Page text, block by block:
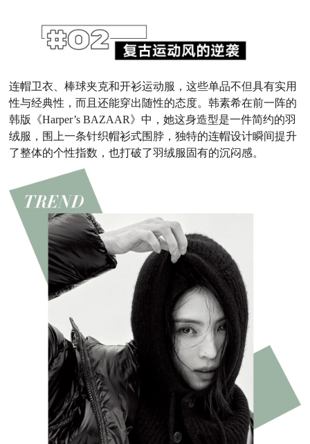
连帽卫衣、棒球夹克和开衫运动服，这些单品不但具有实用
性与经典性，而且还能穿出随性的态度。韩素希在前一阵的
韩版《Harper’s BAZAAR》中，她这身造型是一件简约的羽
绒服，围上一条针织帽衫式围脖，独特的连帽设计瞬间提升
了整体的个性指数，也打破了羽绒服固有的沉闷感。